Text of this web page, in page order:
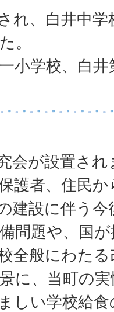
れ、白井中
。
小学校、白
会が設置さ
護者、住民
建設に伴う
問題や、国
全般にわた
に、当町の
しい学校給